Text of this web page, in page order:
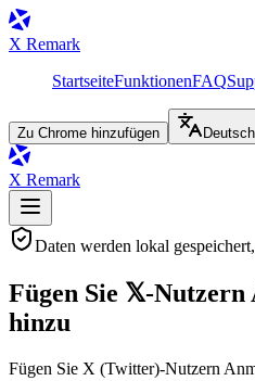
X Remark
StartseiteFunktionenFAQ
Zu Chrome hinzufügen Deutsch
X Remark
Daten werden lokal
Fügen Sie 𝕏-Nutzern
hinzu
Fügen Sie X (Twitter)-Nutzern